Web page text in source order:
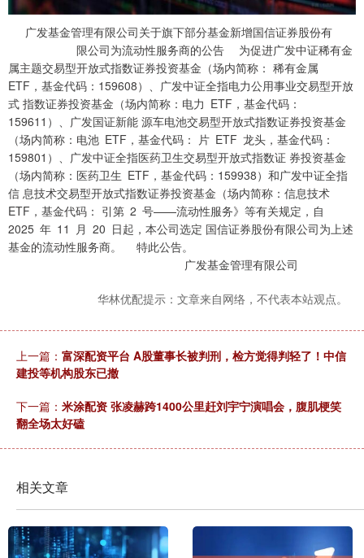
广发基金管理有限公司关于旗下部分基金新增国信证券股份有
限公司为流动性服务商的公告 为促进广发中证稀有金
属主题交易型开放式指数证券投资基金（场内简称： 稀有金属
ETF，基金代码：159608）、广发中证全指电力公用事业交易型开放
式 指数证券投资基金（场内简称：电力 ETF，基金代码：
159611）、广发国证新能 源车电池交易型开放式指数证券投资基金
（场内简称：电池 ETF，基金代码： 片 ETF 龙头，基金代码：
159801）、广发中证全指医药卫生交易型开放式指数证 券投资基金
（场内简称：医药卫生 ETF，基金代码：159938）和广发中证全指
信 息技术交易型开放式指数证券投资基金（场内简称：信息技术
ETF，基金代码： 引第 2 号——流动性服务》等有关规定，自
2025 年 11 月 20 日起，本公司选定 国信证券股份有限公司为上述
基金的流动性服务商。 特此公告。
广发基金管理有限公司
华林优配提示：文章来自网络，不代表本站观点。
上一篇： 富深配资平台 A股董事长被判刑，检方觉得判轻了！中信
建投等机构股东已撤
下一篇： 米涂配资 张凌赫跨1400公里赶刘宇宁演唱会，腹肌梗笑
翻全场太好磕
相关文章